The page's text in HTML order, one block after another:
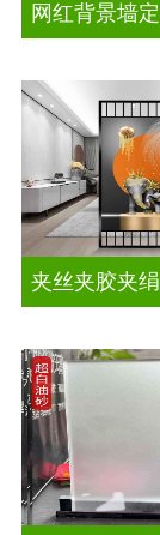
网红背景墙
夹丝夹胶夹